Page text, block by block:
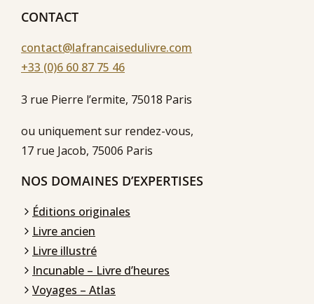
CONTACT
contact@lafrancaisedulivre.com
+33 (0)6 60 87 75 46
3 rue Pierre l’ermite, 75018 Paris
ou uniquement sur rendez-vous,
17 rue Jacob, 75006 Paris
NOS DOMAINES D’EXPERTISES
Éditions originales
Livre ancien
Livre illustré
Incunable – Livre d’heures
Voyages – Atlas